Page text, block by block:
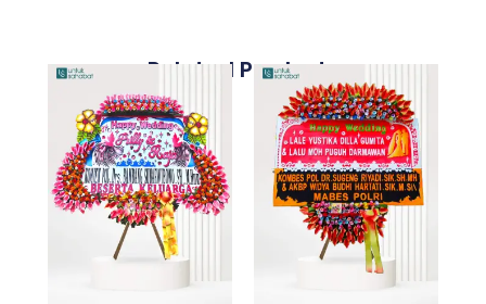
Related Products